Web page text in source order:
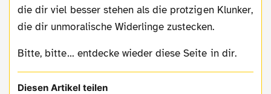
die dir viel besser stehen als die protzigen Klunker,
die dir unmoralische Widerlinge zustecken.
Bitte, bitte… entdecke wieder diese Seite in dir.
Diesen Artikel teilen